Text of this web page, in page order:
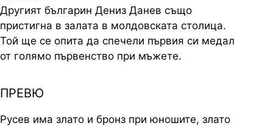
Другият българин Дениз Данев също
пристигна в залата в молдовската столица.
Той ще се опита да спечели първия си медал
от голямо първенство при мъжете.
ПРЕВЮ
Русев има злато и бронз при юношите, злато